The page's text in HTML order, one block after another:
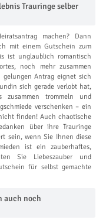
Trauringe selber
machen? Dann
mit einem Gutschein zum
ist unglaublich romantisch
noch mehr zusammen
Antrag eignet sich
sich gerade verlobt hat,
zusammen trommeln und
verschenken – ein
finden! Auch chaotische
über ihre Trauringe
sein, wenn Sie Ihnen diese
ist ein zauberhaftes,
Sie Liebeszauber und
für selbst gemachte
auch noch